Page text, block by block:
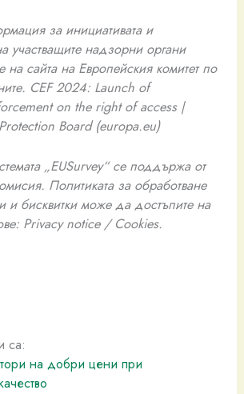
за инициативата и
участващите надзорни органи
сайта на Европейския комитет по
CEF 2024: Launch of
on the right of access |
Board (europa.eu)
„EUSurvey“ се поддържа от
Политиката за обработване
и бисквитки може да достъпите на
Privacy notice / Cookies.
са:
на добри цени при